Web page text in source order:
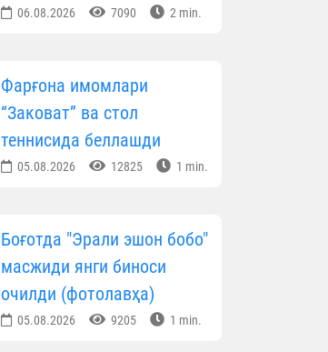
06.08.2026 7090 2 min.
Фарғона имомлари
“Заковат” ва стол
теннисида беллашди
05.08.2026 12825 1 min.
Боғотда "Эрали эшон бобо"
масжиди янги биноси
очилди (фотолавҳа)
05.08.2026 9205 1 min.